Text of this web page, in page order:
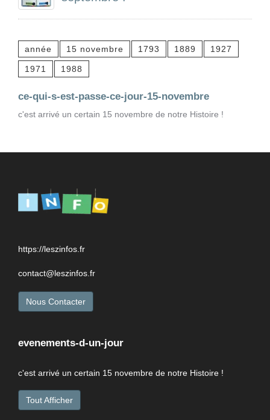
année 15 novembre 1793 1889 1927
1971 1988
ce-qui-s-est-passe-ce-jour-15-novembre
c'est arrivé un certain 15 novembre de notre Histoire !
https://leszinfos.fr
contact@leszinfos.fr
Nous Contacter
evenements-d-un-jour
c'est arrivé un certain 15 novembre de notre Histoire !
Tout Afficher